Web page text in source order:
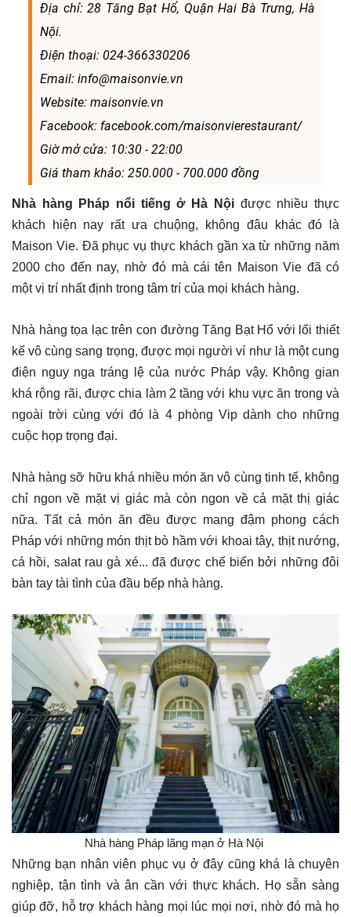
Địa chỉ: 28 Tăng Bạt Hổ, Quận Hai Bà Trưng, Hà
Nội.
Điện thoại: 024-366330206
Email: info@maisonvie.vn
Website: maisonvie.vn
Facebook: facebook.com/maisonvierestaurant/
Giờ mở cửa: 10:30 - 22:00
Giá tham khảo: 250.000 - 700.000 đồng
Nhà hàng Pháp nổi tiếng ở Hà Nội được nhiều thực
khách hiện nay rất ưa chuộng, không đâu khác đó là
Maison Vie. Đã phục vụ thực khách gần xa từ những năm
2000 cho đến nay, nhờ đó mà cái tên Maison Vie đã có
một vị trí nhất định trong tâm trí của mọi khách hàng.
Nhà hàng tọa lạc trên con đường Tăng Bạt Hổ với lối thiết
kế vô cùng sang trọng, được mọi người ví như là một cung
điện nguy nga tráng lệ của nước Pháp vậy. Không gian
khá rộng rãi, được chia làm 2 tầng với khu vực ăn trong và
ngoài trời cùng với đó là 4 phòng Vip dành cho những
cuộc họp trọng đại.
Nhà hàng sỡ hữu khá nhiều món ăn vô cùng tinh tế, không
chỉ ngon về mặt vị giác mà còn ngon về cả mặt thị giác
nữa. Tất cả món ăn đều được mang đậm phong cách
Pháp với những món thịt bò hầm với khoai tây, thịt nướng,
cá hồi, salat rau gà xé... đã được chế biến bởi những đôi
bàn tay tài tình của đầu bếp nhà hàng.
​ Nhà hàng Pháp lãng mạn ở Hà Nội ​
Những bạn nhân viên phục vụ ở đây cũng khá là chuyên
nghiệp, tận tình và ân cần với thực khách. Họ sẵn sàng
giúp đỡ, hỗ trợ khách hàng mọi lúc mọi nơi, nhờ đó mà họ